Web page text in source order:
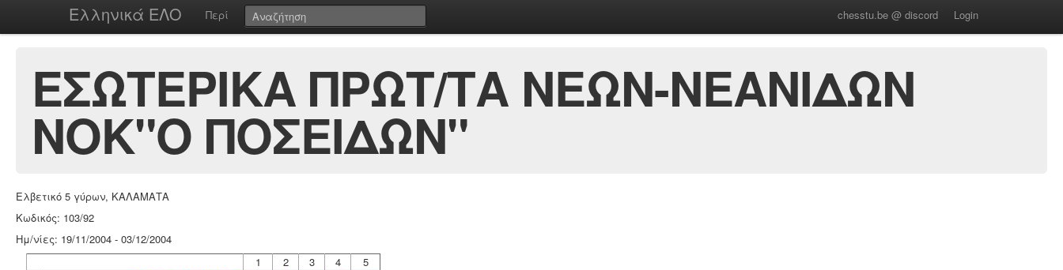
Ελληνικά ΕΛΟ Περί chesstu.be @ discord Login
ΕΣΩΤΕΡΙΚΑ ΠΡΩΤ/ΤΑ ΝΕΩΝ-ΝΕΑΝΙΔΩΝ
ΝΟΚ"Ο ΠΟΣΕΙΔΩΝ"
Ελβετικό 5 γύρων, ΚΑΛΑΜΑΤΑ
Κωδικός: 103/92
Ημ/νίες: 19/11/2004 - 03/12/2004
1
2 3 4
5